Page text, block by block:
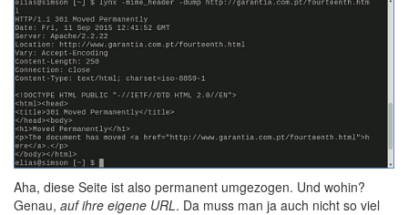
Aha, diese Seite ist also permanent umgezogen. Und wohin?
Genau, auf ihre eigene URL. Da muss man ja auch nicht so viel